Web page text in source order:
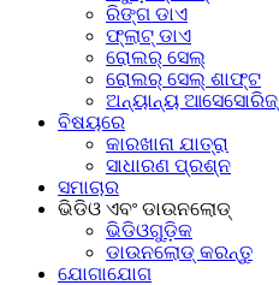
ରିଙ୍ଗ ଡାଏ
ଫ୍ଲାଟ୍ ଡାଏ
ରୋଲର୍ ସେଲ୍
ରୋଲର୍ ସେଲ୍ ଶାଫ୍ଟ
ଅନ୍ୟାନ୍ୟ ଆସେସୋରିଜ୍
ବିଷୟରେ
କାରଖାନା ଯାତ୍ରା
ସାଧାରଣ ପ୍ରଶ୍ନ
ସମାଚାର
ଭିଡିଓ ଏବଂ ଡାଉନଲୋଡ୍
ଭିଡିଓଗୁଡ଼ିକ
ଡାଉନଲୋଡ୍ କରନ୍ତୁ
ଯୋଗାଯୋଗ